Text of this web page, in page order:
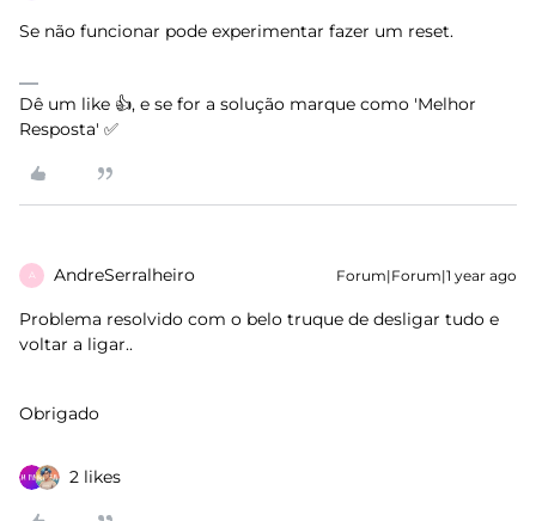
Se não funcionar pode experimentar fazer um reset.
Dê um like 👍, e se for a solução marque como 'Melhor
Resposta' ✅
A AndreSerralheiro Forum|Forum|1 year ago
Problema resolvido com o belo truque de desligar tudo e
voltar a ligar..
Obrigado
2 likes